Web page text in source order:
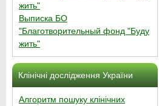
жить"
Выписка БО
"Благотворительный фонд "Буду
жить"
Клінічні дослідження України
Алгоритм пошуку клінічних